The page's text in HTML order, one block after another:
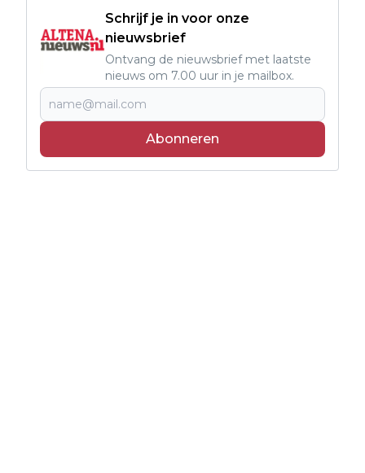
Schrijf je in voor onze
nieuwsbrief
Ontvang de nieuwsbrief met laatste
nieuws om 7.00 uur in je mailbox.
Abonneren